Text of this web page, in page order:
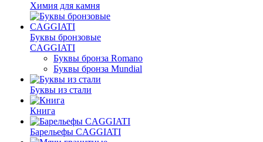
Химия для камня
Буквы бронзовые
CAGGIATI
Буквы бронза Romano
Буквы бронза Mundial
Буквы из стали
Книга
Барельефы CAGGIATI